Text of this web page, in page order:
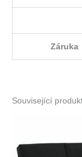
Záruka
Související